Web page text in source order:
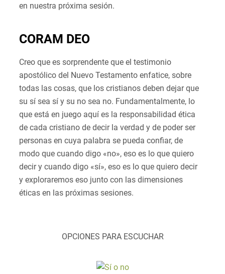
en nuestra próxima sesión.
CORAM DEO
Creo que es sorprendente que el testimonio
apostólico del Nuevo Testamento enfatice, sobre
todas las cosas, que los cristianos deben dejar que
su sí sea sí y su no sea no. Fundamentalmente, lo
que está en juego aquí es la responsabilidad ética
de cada cristiano de decir la verdad y de poder ser
personas en cuya palabra se pueda confiar, de
modo que cuando digo «no», eso es lo que quiero
decir y cuando digo «sí», eso es lo que quiero decir
y exploraremos eso junto con las dimensiones
éticas en las próximas sesiones.
OPCIONES PARA ESCUCHAR